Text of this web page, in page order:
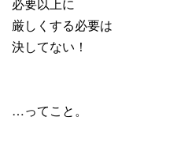
厳しくする必要は
決してない！
…ってこと。